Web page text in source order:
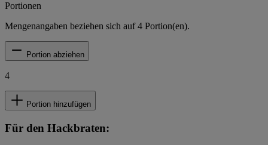
Portionen
Mengenangaben beziehen sich auf4 Portion(en).
Portion abziehen
4
Portion hinzufügen
Für den Hackbraten: